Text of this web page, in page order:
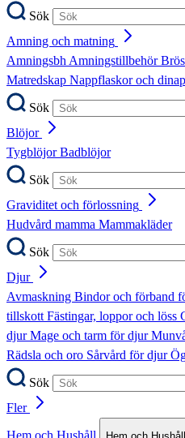
Sök
Amning och matning
AmningsbhAmningstillbehör
Matredskap Nappflaskor och
Sök
Blöjor
TygblöjorBadblöjor
Sök
Graviditet och förlossning
Hudvård mamma Mammakläder
Sök
Djur
Avmaskning Bindor och förband
tillskottFästingar, loppor och löss
djurMage och tarm för djur
Rädsla och oro Sårvård för djur
Sök
Fler